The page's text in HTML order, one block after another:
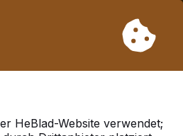
Sie daher längere
HeBlad-Website verwendet;